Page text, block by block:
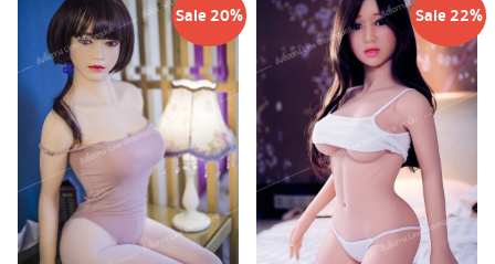
Sale 20% Sale 22%